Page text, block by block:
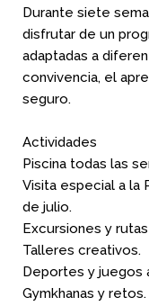
Durante siete
disfrutar de un
adaptadas a
convivencia, el
seguro.
Actividades
Piscina todas las
Visita especial a la
de julio.
Excursiones y
Talleres creativos.
Deportes y juegos
Gymkhanas y retos.